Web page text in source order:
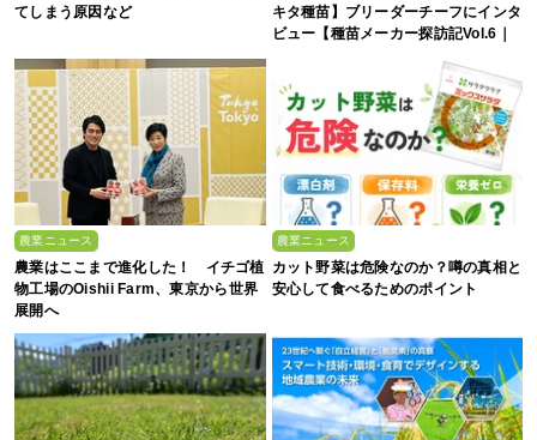
てしまう原因など
キタ種苗】ブリーダーチーフにインタ
ビュー【種苗メーカー探訪記Vol.6｜
農業ニュース
農業はここまで進化した！ イチゴ植
物工場のOishii Farm、東京から世界
展開へ
農業ニュース
カット野菜は危険なのか？噂の真相と
安心して食べるためのポイント